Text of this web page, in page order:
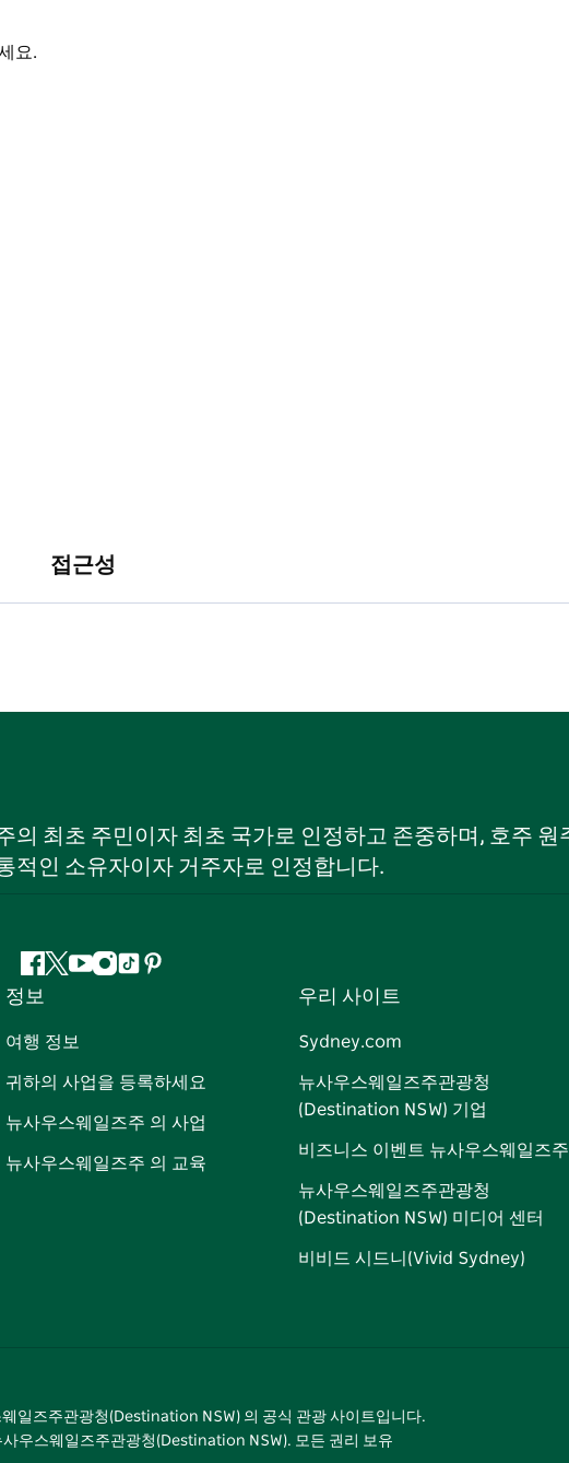
요.
접근성
최초 주민이자 최초 국가로 인정하고 존중하며, 호주 원
적인 소유자이자 거주자로 인정합니다.
페
이
북
지
다
유 인
램
틱
핀
트
정보
여행 정보
귀하의 사업을 등록하세요
뉴사우스웨일즈주 의 사업
뉴사우스웨일즈주 의 교육
우리 사이트
Sydney.com
뉴사우스웨일즈주관광청
(Destination NSW) 기업
비즈니스 이벤트 뉴사우스웨일즈주
뉴사우스웨일즈주관광청
(Destination NSW) 미디어 센터
비비드 시드니(Vivid Sydney)
일즈주관광청(Destination NSW) 의 공식 관광 사이트입니다.
사우스웨일즈주관광청(Destination NSW). 모든 권리 보유